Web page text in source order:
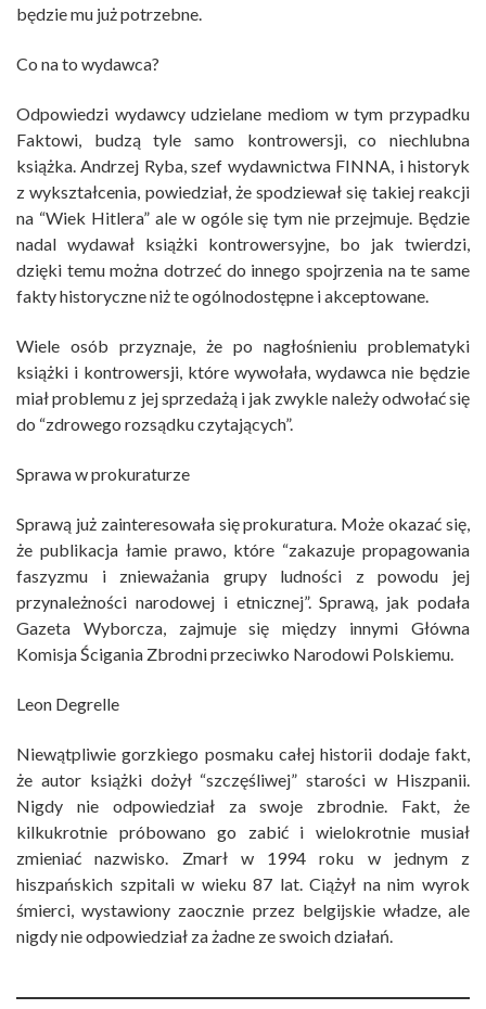
będzie mu już potrzebne.
Co na to wydawca?
Odpowiedzi wydawcy udzielane mediom w tym przypadku
Faktowi, budzą tyle samo kontrowersji, co niechlubna
książka. Andrzej Ryba, szef wydawnictwa FINNA, i historyk
z wykształcenia, powiedział, że spodziewał się takiej reakcji
na “Wiek Hitlera” ale w ogóle się tym nie przejmuje. Będzie
nadal wydawał książki kontrowersyjne, bo jak twierdzi,
dzięki temu można dotrzeć do innego spojrzenia na te same
fakty historyczne niż te ogólnodostępne i akceptowane.
Wiele osób przyznaje, że po nagłośnieniu problematyki
książki i kontrowersji, które wywołała, wydawca nie będzie
miał problemu z jej sprzedażą i jak zwykle należy odwołać się
do “zdrowego rozsądku czytających”.
Sprawa w prokuraturze
Sprawą już zainteresowała się prokuratura. Może okazać się,
że publikacja łamie prawo, które “zakazuje propagowania
faszyzmu i znieważania grupy ludności z powodu jej
przynależności narodowej i etnicznej”. Sprawą, jak podała
Gazeta Wyborcza, zajmuje się między innymi Główna
Komisja Ścigania Zbrodni przeciwko Narodowi Polskiemu.
Leon Degrelle
Niewątpliwie gorzkiego posmaku całej historii dodaje fakt,
że autor książki dożył “szczęśliwej” starości w Hiszpanii.
Nigdy nie odpowiedział za swoje zbrodnie. Fakt, że
kilkukrotnie próbowano go zabić i wielokrotnie musiał
zmieniać nazwisko. Zmarł w 1994 roku w jednym z
hiszpańskich szpitali w wieku 87 lat. Ciążył na nim wyrok
śmierci, wystawiony zaocznie przez belgijskie władze, ale
nigdy nie odpowiedział za żadne ze swoich działań.